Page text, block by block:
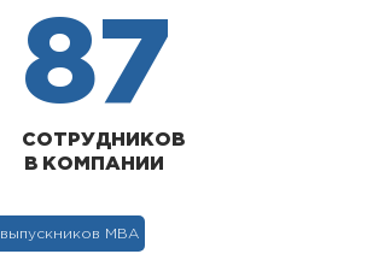
87
СОТРУДНИКОВ
В КОМПАНИИ
выпускников МВА